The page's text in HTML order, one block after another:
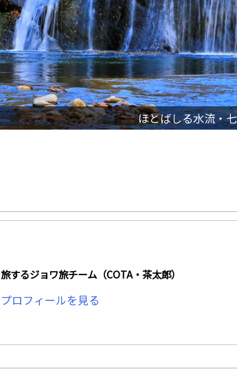
ほとばしる水流・
旅するジョワ旅チーム（COTA・茶太郎）
プロフィールを見る